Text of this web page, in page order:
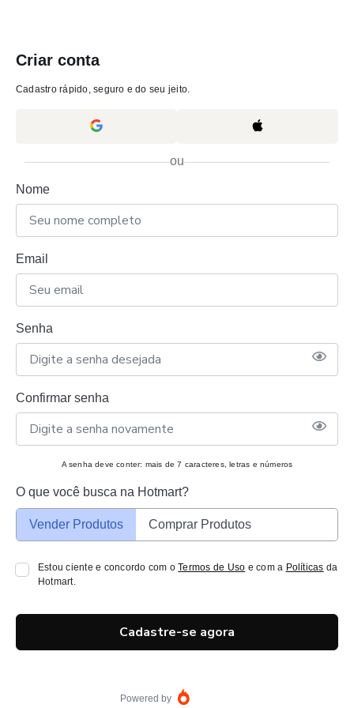
Criar conta
Cadastro rápido, seguro e do seu jeito.
ou
Nome
Email
Senha
Confirmar senha
A senha deve conter: mais de 7 caracteres, letras e números
O que você busca na Hotmart?
Vender Produtos Comprar Produtos
Estou ciente e concordo com oTermos de Uso e com a Políticas da
Hotmart.
Cadastre-se agora
Powered by